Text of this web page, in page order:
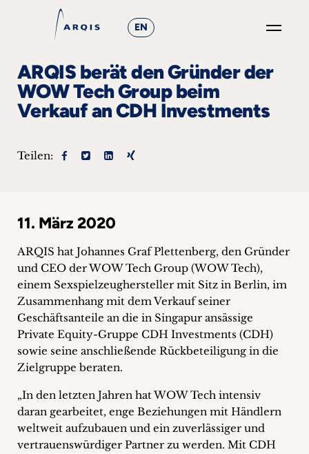
EN
Fokusgruppen
+
Events
+
Karriere
+
Blog
&
Podcasts
+
ARQIS berät den Gründer der
WOW Tech Group beim
Verkauf an CDH Investments
Teilen:
11. März 2020
ARQIS hat Johannes Graf Plettenberg, den Gründer
und CEO der WOW Tech Group (WOW Tech),
einem Sexspielzeughersteller mit Sitz in Berlin, im
Zusammenhang mit dem Verkauf seiner
Geschäftsanteile an die in Singapur ansässige
Private Equity-Gruppe CDH Investments (CDH)
sowie seine anschließende Rückbeteiligung in die
Zielgruppe beraten.
„In den letzten Jahren hat WOW Tech intensiv
daran gearbeitet, enge Beziehungen mit Händlern
weltweit aufzubauen und ein zuverlässiger und
vertrauenswürdiger Partner zu werden. Mit CDH